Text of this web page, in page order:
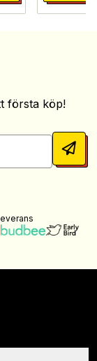
första köp!